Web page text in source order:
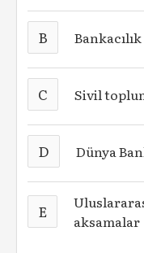
B
C Sivil
D Dünya
E
aksamalar